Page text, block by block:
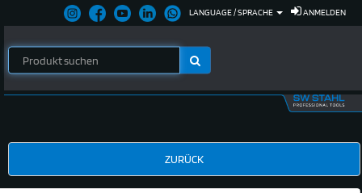
ANMELDEN
LANGUAGE / SPRACHE